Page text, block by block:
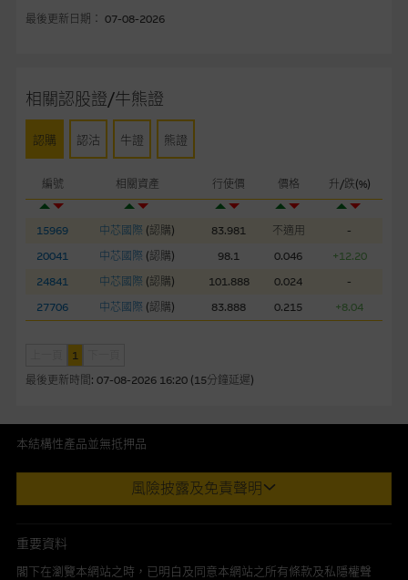
最後更新日期： 07-08-2026
相關認股證/牛熊證
認購 認沽 牛證 熊證
編號 相關資產 行使價 價格 升/跌(%)
15969 中芯國際 (認購) 83.981 不適用
-
20041
中芯國際 (認購) 98.1 0.046
+12.20
24841
中芯國際 (認購) 101.888 0.024
-
27706
中芯國際 (認購) 83.888 0.215 +8.04
1
最後更新時間: 07-08-2026 16:20 (15分鐘延遲)
結構性產品並無抵押品，如發行人無力償債或違約，投資者可能
www.warrants.com.hk之上市文件以瞭解結構性產品的詳情及
自行評估箇中風險。如有需要，請徵詢獨立之專業意見。牛熊證
備有強制贖回機制可能被提早終止，届時(i) N類牛熊證投資者會
損失全部投資；而(ii)R類牛熊證之剩餘價值則可能為零。
網站連結
本網站或載有連接非由麥格理集團管理的網站的連結。此等連結
純為方便閣下取得更多關於市場上相關產品及機構的資訊。麥格
理集團對此等網站的內容及所介紹的產品或服務，均無任何操控
適，不作任何聲明。麥格理集團建議閣下自行向本網站述及或連
三者推介本網站。
覽者複製此等網站的任何內容，因該等內容可能屬他人的知識產
權。
經由本網站接觸到的軟件應用
用此等屬於第三者的軟件，須自負全責。此等軟件的使用，可能
本結構性產品並無抵押品
此內容來自我們在所示日期時認為可靠之來源，且均以真誠提供。然
而，Macquarie Capital Limited (CE No. AAC 534)(「 MCL 」)不作陳
亦不為資料的準確程度、完整性及合時性負上責任。
本網址由香港證券及期貨事務監察委員會註冊交易商MCL提供。MCL為
風險披露及免責聲明
重要資料
閣下在瀏覽本網站之時，已明白及同意本網站之所有條款及私隱權聲